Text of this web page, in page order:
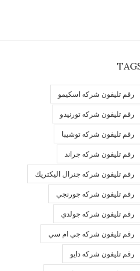
رقم تليفون شركه اسكيمو
رقم تليفون شركه تورنيدو
رقم تليفون شركه توشيبا
رقم تليفون شركه جراند
رقم تليفون شركه جنرال اليكتريك
رقم تليفون شركه جورنجي
رقم تليفون شركه جولدي
رقم تليفون شركه جي ام سي
رقم تليفون شركه دايو